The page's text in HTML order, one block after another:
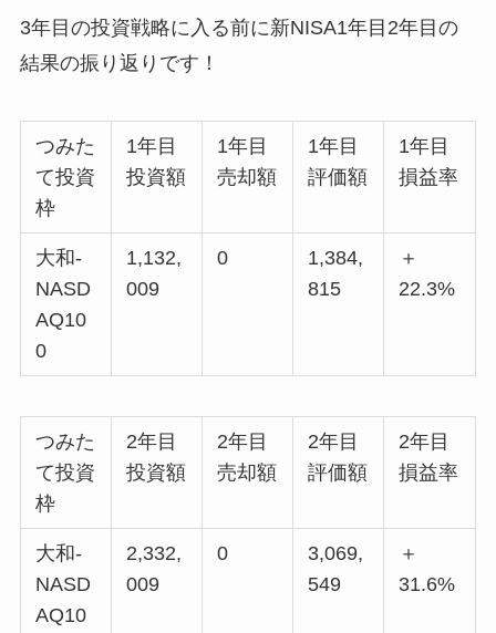
3年目の投資戦略に入る前に新NISA1年目2年目の
結果の振り返りです！
つみた
て投資
枠
1年目
投資額
1年目
売却額
1年目
評価額
1年目
損益率
大和-
NASD
AQ10
0
1,132,
009
0
1,384,
815
＋
22.3%
つみた
て投資
枠
2年目
投資額
2年目
売却額
2年目
評価額
2年目
損益率
大和-
NASD
AQ10
2,332,
009
0
3,069,
549
＋
31.6%